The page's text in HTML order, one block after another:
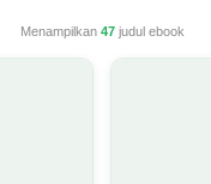
Menampilkan 47judul ebook